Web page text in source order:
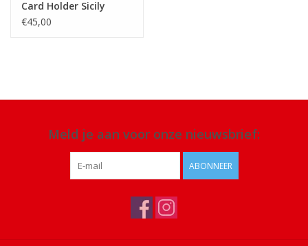
Card Holder Sicily
€45,00
Meld je aan voor onze nieuwsbrief:
ABONNEER